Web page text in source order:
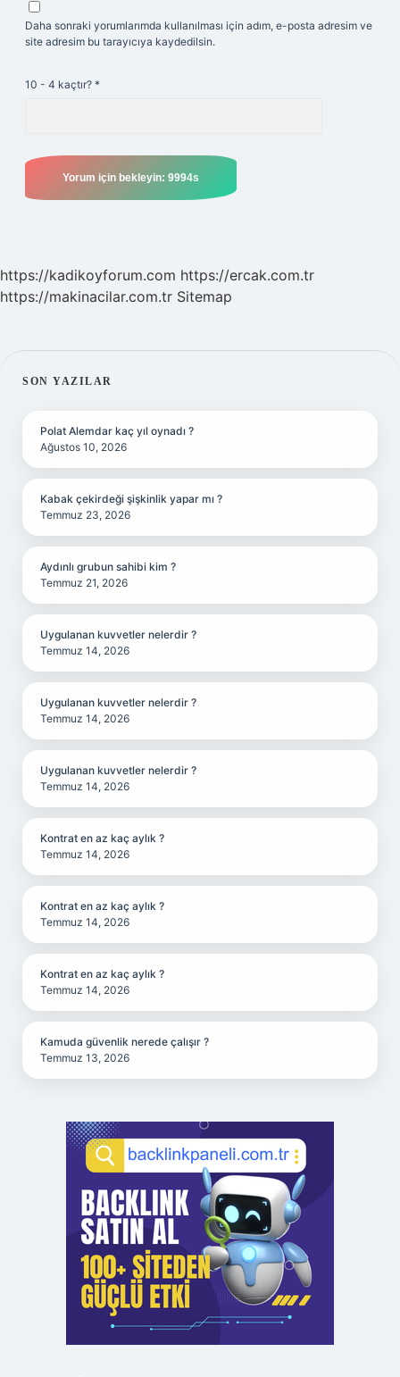
Daha sonraki yorumlarımda kullanılması için adım, e-posta adresim ve
site adresim bu tarayıcıya kaydedilsin.
10 - 4 kaçtır? *
https://kadikoyforum.com https://ercak.com.tr
https://makinacilar.com.tr Sitemap
SIDEBAR
SON YAZILAR
Polat Alemdar kaç yıl oynadı ?
Ağustos 10, 2026
Kabak çekirdeği şişkinlik yapar mı ?
Temmuz 23, 2026
Aydınlı grubun sahibi kim ?
Temmuz 21, 2026
Uygulanan kuvvetler nelerdir ?
Temmuz 14, 2026
Uygulanan kuvvetler nelerdir ?
Temmuz 14, 2026
Uygulanan kuvvetler nelerdir ?
Temmuz 14, 2026
Kontrat en az kaç aylık ?
Temmuz 14, 2026
Kontrat en az kaç aylık ?
Temmuz 14, 2026
Kontrat en az kaç aylık ?
Temmuz 14, 2026
Kamuda güvenlik nerede çalışır ?
Temmuz 13, 2026